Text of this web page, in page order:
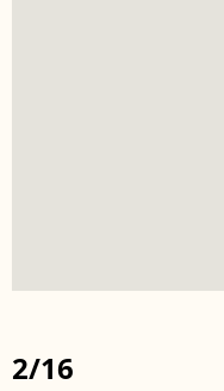
2/16